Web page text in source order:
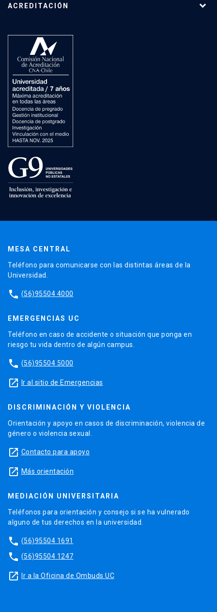
ACREDITACIÓN
MESA CENTRAL
Teléfono para comunicarse con las distintas áreas de la
Universidad.
phone (56)95504 4000
EMERGENCIAS UC
Teléfono en caso de accidente o situación que ponga en
riesgo tu vida dentro de algún campus.
phone (56)95504 5000
launch Ir al sitio de Emergencias
DISCRIMINACIÓN Y VIOLENCIA
Orientación y apoyo en casos de discriminación, violencia de
género o violencia sexual.
launch Contacto para apoyo
launch Más orientación
MEDIACIÓN UNIVERSITARIA
Teléfonos para orientación y consejo si se ha vulnerado
alguno de tus derechos en la universidad.
phone (56)95504 1691
phone (56)95504 1247
launch Ir a la Oficina de Ombuds UC